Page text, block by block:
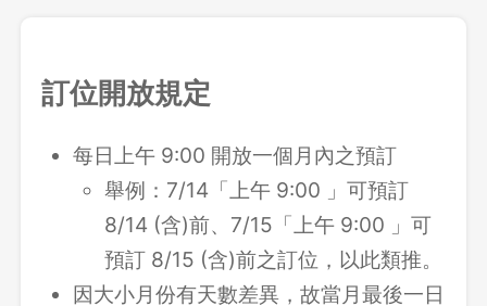
訂位開放規定
每日上午 9:00 開放一個月內之預訂
舉例：7/14「上午 9:00 」可預訂
8/14 (含)前、7/15「上午 9:00 」可
預訂 8/15 (含)前之訂位，以此類推。
因大小月份有天數差異，故當月最後一日